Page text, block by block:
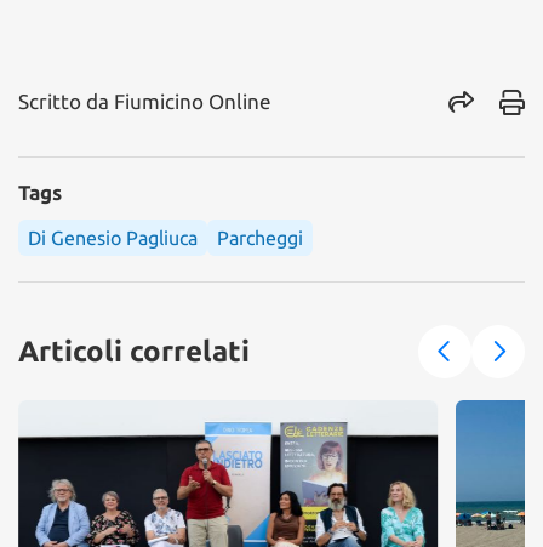
Scritto da Fiumicino Online
Tags
Di Genesio Pagliuca Parcheggi
Articoli correlati